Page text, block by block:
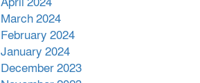
March 2024
February 2024
January 2024
December 2023